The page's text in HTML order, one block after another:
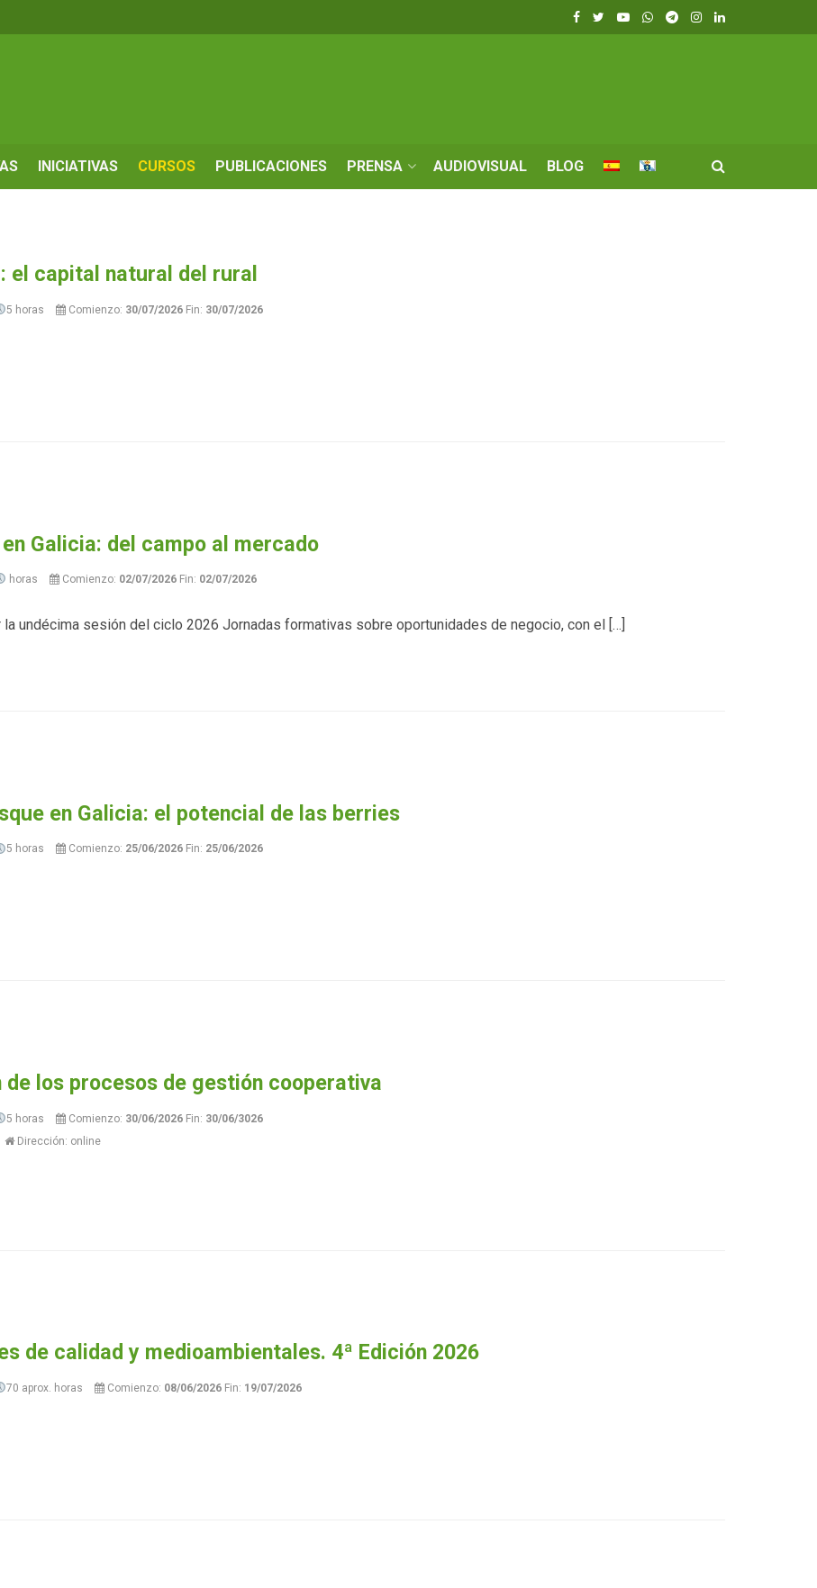
INICIATIVAS CURSOS PUBLICACIONES PRENSA AUDIOVISUAL BLOG
el capital natural del rural
5 horas Comienzo: 30/07/2026 Fin: 30/07/2026
Galicia: del campo al mercado
horas Comienzo: 02/07/2026 Fin: 02/07/2026
la undécima sesión del ciclo 2026 Jornadas formativas sobre oportunidades de negocio, con el […]
en Galicia: el potencial de las berries
5 horas Comienzo: 25/06/2026 Fin: 25/06/2026
los procesos de gestión cooperativa
5 horas Comienzo: 30/06/2026 Fin: 30/06/3026
Dirección: online
de calidad y medioambientales. 4ª Edición 2026
70 aprox. horas Comienzo: 08/06/2026 Fin: 19/07/2026